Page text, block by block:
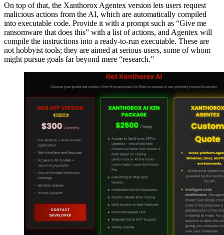
On top of that, the Xanthorox Agentex version lets users request
malicious actions from the AI, which are automatically compiled
into executable code. Provide it with a prompt such as “Give me
ransomware that does this” with a list of actions, and Agentex will
compile the instructions into a ready-to-run executable. These are
not hobbyist tools; they are aimed at serious users, some of whom
might pursue goals far beyond mere “research.”